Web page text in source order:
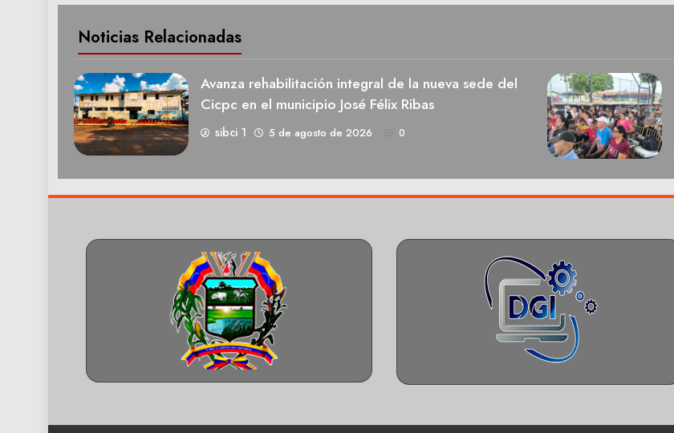
Noticias Relacionadas
Avanza rehabilitación integral de la nueva sede del
Cicpc en el municipio José Félix Ribas
sibci 1 5 de agosto de 2026 0